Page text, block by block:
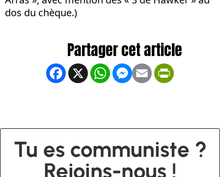
dos du chèque.)
Facebook
X WhatsApp
Messenger
Email
Tu es communiste ?
Rejoins-nous !